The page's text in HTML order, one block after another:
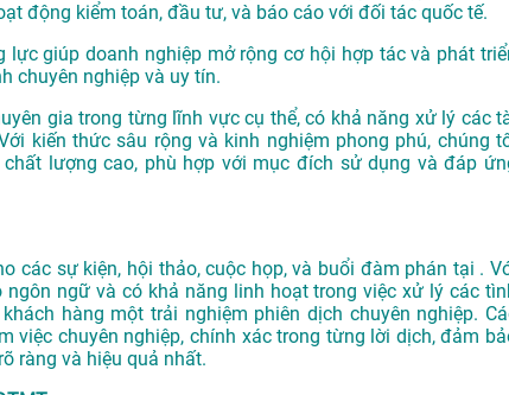
động kiểm toán, đầu tư, và báo cáo với đối tác quốc tế.
giúp doanh nghiệp mở rộng cơ hội hợp tác và phát
chuyên nghiệp và uy tín.
gia trong từng lĩnh vực cụ thể, có khả năng xử lý các
kiến thức sâu rộng và kinh nghiệm phong phú, chúng
lượng cao, phù hợp với mục đích sử dụng và đáp
các sự kiện, hội thảo, cuộc họp, và buổi đàm phán tại .
ngữ và có khả năng linh hoạt trong việc xử lý các
hàng một trải nghiệm phiên dịch chuyên nghiệp.
việc chuyên nghiệp, chính xác trong từng lời dịch, đảm
ràng và hiệu quả nhất.